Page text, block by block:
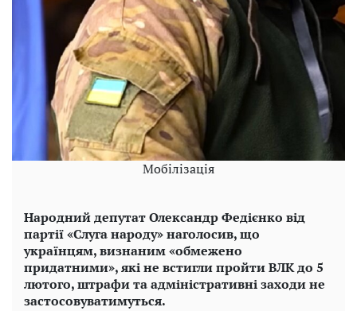
Мобілізація
Народний депутат Олександр Федієнко від
партії «Слуга народу» наголосив, що
українцям, визнаним «обмежено
придатними», які не встигли пройти ВЛК до 5
лютого, штрафи та адміністративні заходи не
застосовуватимуться.